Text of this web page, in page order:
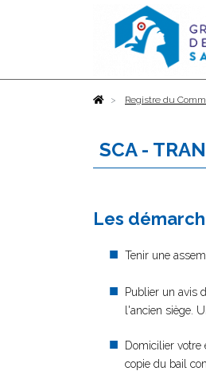
AccueilRegistre du
SCA -
Les
Tenir une
Publier un avis
l'ancien siège.
Domicilier votre
copie du bail